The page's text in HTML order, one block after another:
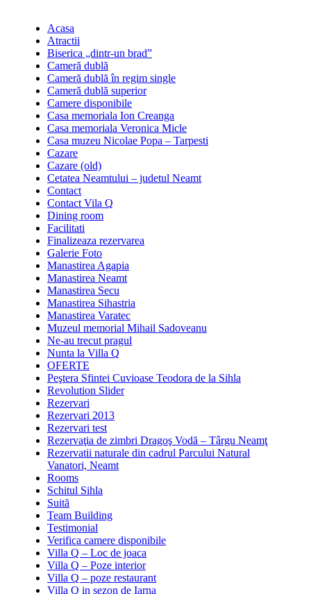
Acasa
Atractii
Biserica „dintr-un brad”
Cameră dublă
Cameră dublă în regim single
Cameră dublă superior
Camere disponibile
Casa memoriala Ion Creanga
Casa memoriala Veronica Micle
Casa muzeu Nicolae Popa – Tarpesti
Cazare
Cazare (old)
Cetatea Neamtului – judetul Neamt
Contact
Contact Vila Q
Dining room
Facilitati
Finalizeaza rezervarea
Galerie Foto
Manastirea Agapia
Manastirea Neamt
Manastirea Secu
Manastirea Sihastria
Manastirea Varatec
Muzeul memorial Mihail Sadoveanu
Ne-au trecut pragul
Nunta la Villa Q
OFERTE
Peştera Sfintei Cuvioase Teodora de la Sihla
Revolution Slider
Rezervari
Rezervari 2013
Rezervari test
Rezervaţia de zimbri Dragoş Vodă – Târgu Neamţ
Rezervatii naturale din cadrul Parcului Natural
Vanatori, Neamt
Rooms
Schitul Sihla
Suită
Team Building
Testimonial
Verifica camere disponibile
Villa Q – Loc de joaca
Villa Q – Poze interior
Villa Q – poze restaurant
Villa Q in sezon de Iarna